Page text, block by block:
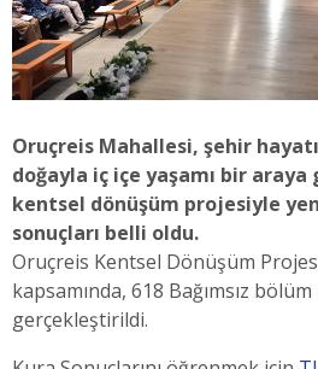
Oruçreis Mahallesi, şehir
doğayla iç içe yaşamı bir
kentsel dönüşüm projesiyle
sonuçları belli oldu.
Oruçreis Kentsel Dönüşüm
kapsamında, 618 Bağımsız
gerçekleştirildi.